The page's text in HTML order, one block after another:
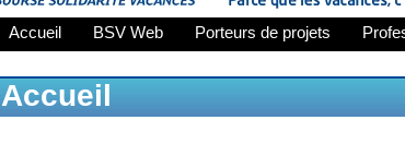
Accueil BSV Web Porteurs de projets
Accueil